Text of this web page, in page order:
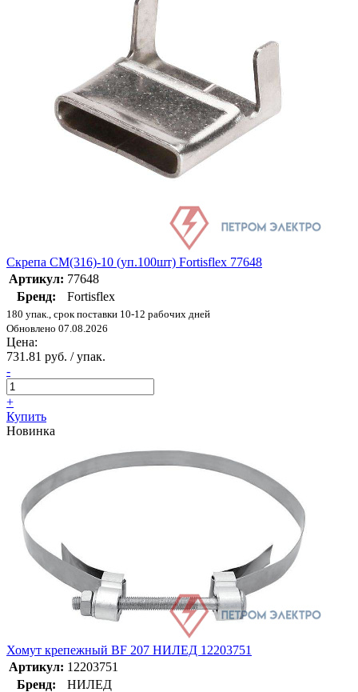
Скрепа СМ(316)-10 (уп.100шт) Fortisflex 77648
Артикул: 77648
Бренд:
Fortisflex
180 упак., срок поставки 10-12 рабочих дней
Обновлено 07.08.2026
Цена:
731.81 руб. / упак.
-
+
Купить
Новинка
Хомут крепежный BF 207 НИЛЕД 12203751
Артикул: 12203751
Бренд:
НИЛЕД